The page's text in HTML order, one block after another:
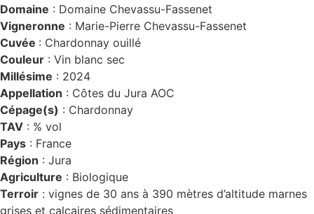
Domaine : Domaine Chevassu-Fassenet
Vigneronne : Marie-Pierre Chevassu-Fassenet
Cuvée : Chardonnay ouillé
Couleur : Vin blanc sec
Millésime : 2024
Appellation : Côtes du Jura AOC
Cépage(s) : Chardonnay
TAV : % vol
Pays : France
Région : Jura
Agriculture : Biologique
Terroir : vignes de 30 ans à 390 mètres d’altitude marnes
grises et calcaires sédimentaires